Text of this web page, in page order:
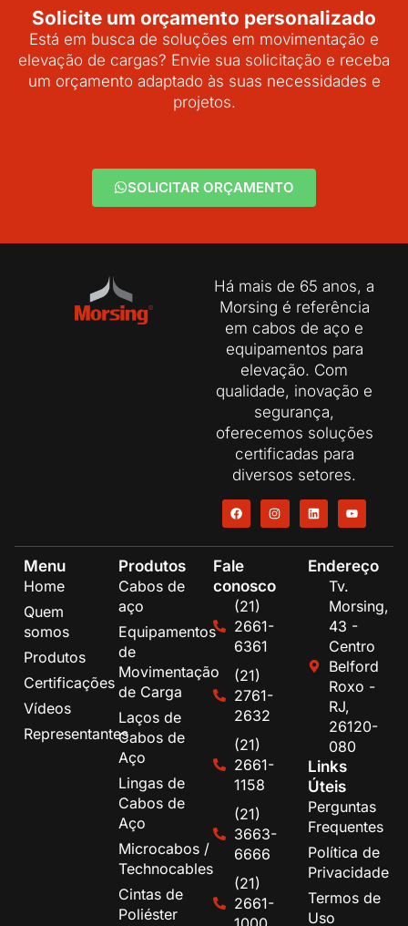
Solicite um orçamento personalizado
Está em busca de soluções em movimentação e
elevação de cargas? Envie sua solicitação e receba
um orçamento adaptado às suas necessidades e
projetos.
SOLICITAR ORÇAMENTO
Há mais de 65 anos, a
Morsing é referência
em cabos de aço e
equipamentos para
elevação. Com
qualidade, inovação e
segurança,
oferecemos soluções
certificadas para
diversos setores.
Menu
Home
Quem
somos
Produtos
Certificações
Vídeos
Representantes
Produtos
Cabos de
aço
Equipamentos
de
Movimentação
de Carga
Laços de
Cabos de
Aço
Lingas de
Cabos de
Aço
Microcabos /
Technocables
Cintas de
Poliéster
Fale
conosco
(21)
2661-
6361
(21)
2761-
2632
(21)
2661-
1158
(21)
3663-
6666
(21)
2661-
Endereço
Tv.
Morsing,
43 -
Centro
Belford
Roxo -
RJ,
26120-
080
Links
Úteis
Perguntas
Frequentes
Política de
Privacidade
Termos de
Uso